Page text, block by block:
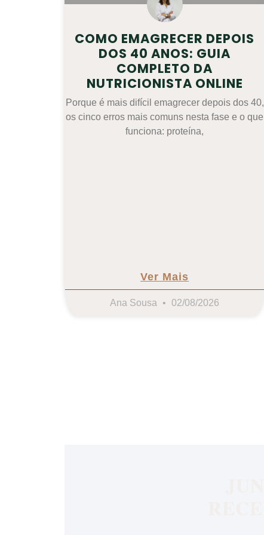
COMO EMAGRECER DEPOIS
DOS 40 ANOS: GUIA
COMPLETO DA
NUTRICIONISTA ONLINE
Porque é mais difícil emagrecer depois dos 40,
os cinco erros mais comuns nesta fase e o que
funciona: proteína,
Ver Mais
Ana Sousa 02/08/2026